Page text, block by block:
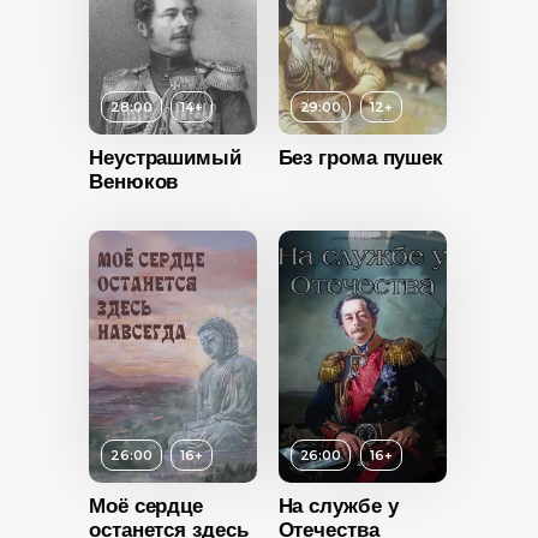
28:00 14+
Неустрашимый
Венюков
Возраст 12+
Длительность
29:00
Год 2010
Страна Россия
29:00 12+
Без грома пушек
26:00 16+
Моё сердце
останется здесь
26:00 16+
На службе у
Отечества